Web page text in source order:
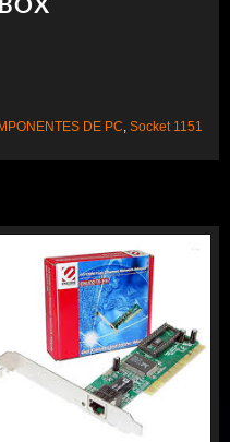
DE PC, Socket 1151